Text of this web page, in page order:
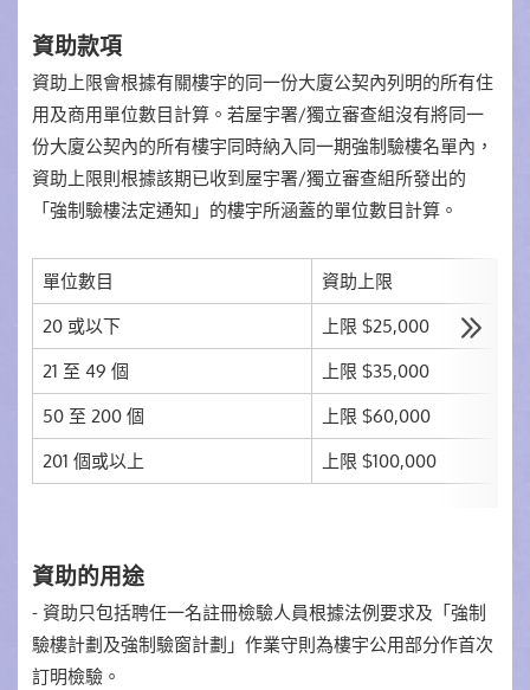
資助款項
資助上限會根據有關樓宇的同一份大廈公契內列明的所有住
用及商用單位數目計算。若屋宇署/獨立審查組沒有將同一
份大廈公契內的所有樓宇同時納入同一期強制驗樓名單內，
資助上限則根據該期已收到屋宇署/獨立審查組所發出的
「強制驗樓法定通知」的樓宇所涵蓋的單位數目計算。
單位數目
資助上限
20 或以下
上限 $25,000
21 至 49 個
上限 $35,000
50 至 200 個
上限 $60,000
201 個或以上
上限 $100,000
資助的用途
- 資助只包括聘任一名註冊檢驗人員根據法例要求及「強制
驗樓計劃及強制驗窗計劃」作業守則為樓宇公用部分作首次
訂明檢驗。